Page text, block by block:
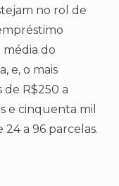
no rol de
média do
e, o mais
R$250 a
e cinquenta mil
24 a 96 parcelas.